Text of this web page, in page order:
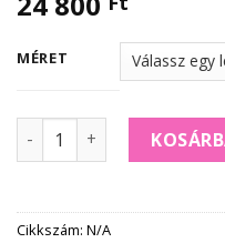
MÉRET
ALESSIO férfi
Cikkszám: N/A